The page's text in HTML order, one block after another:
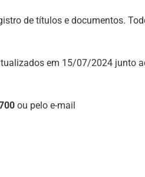
de títulos e documentos.
em 15/07/2024 junto
ou pelo e-mail